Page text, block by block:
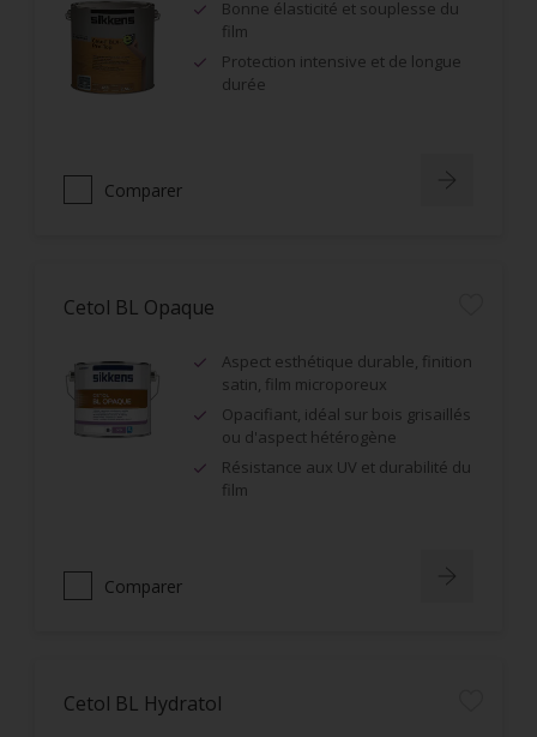
Bonne élasticité et souplesse du
film
Protection intensive et de longue
durée
Comparer
Cetol BL Opaque
Aspect esthétique durable, finition
satin, film microporeux
Opacifiant, idéal sur bois grisaillés
ou d'aspect hétérogène
Résistance aux UV et durabilité du
film
Comparer
Cetol BL Hydratol